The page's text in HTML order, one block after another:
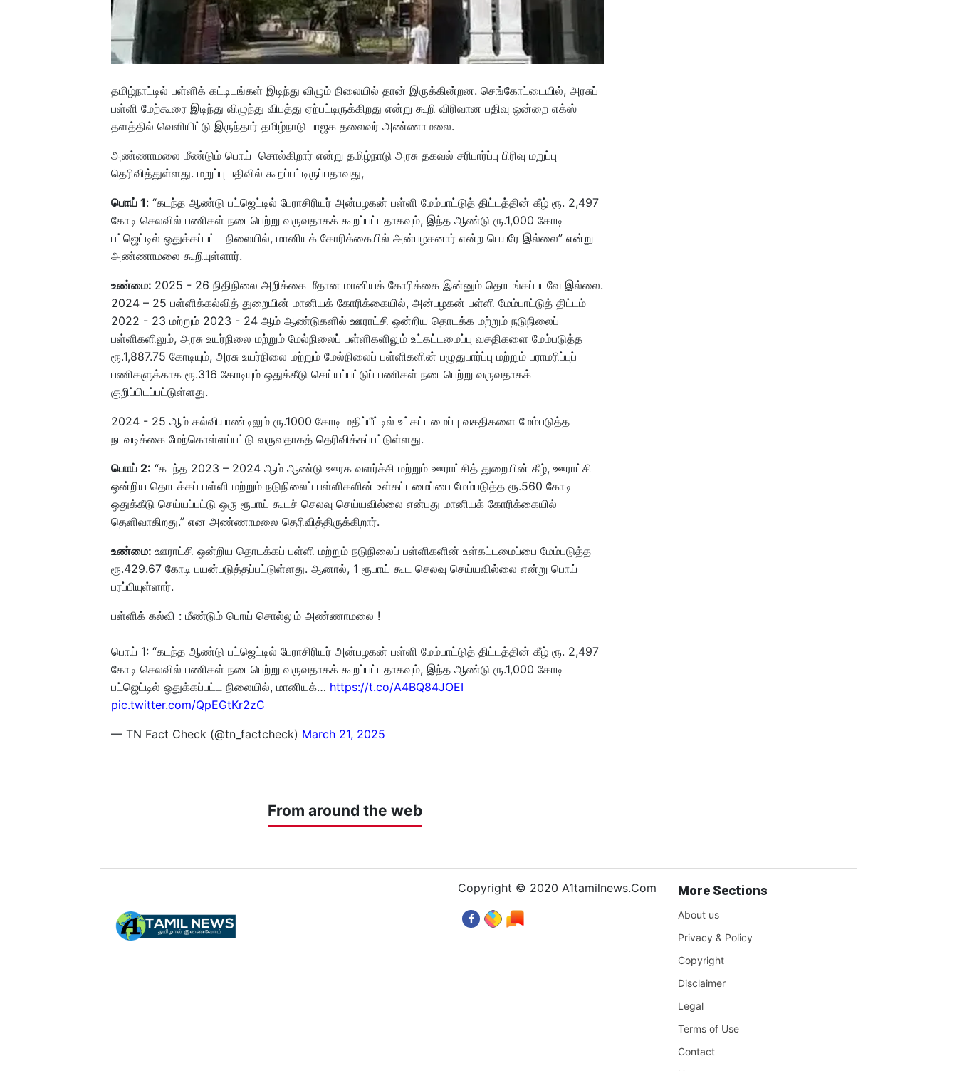
தமிழ்நாட்டில் பள்ளிக் கட்டிடங்கள் இடிந்து விழும் நிலையில் தான் இருக்கின்றன. செங்கோட்டையில், அரசுப்
பள்ளி மேற்கூரை இடிந்து விழுந்து விபத்து ஏற்பட்டிருக்கிறது என்று கூறி விரிவான பதிவு ஒன்றை எக்ஸ்
தளத்தில் வெளியிட்டு இருந்தார் தமிழ்நாடு பாஜக தலைவர் அண்ணாமலை.
அண்ணாமலை மீண்டும் பொய் சொல்கிறார் என்று தமிழ்நாடு அரசு தகவல் சரிபார்ப்பு பிரிவு மறுப்பு
தெரிவித்துள்ளது. மறுப்பு பதிவில் கூறப்பட்டிருப்பதாவது,
பொய் 1: “கடந்த ஆண்டு பட்ஜெட்டில் பேராசிரியர் அன்பழகன் பள்ளி மேம்பாட்டுத் திட்டத்தின் கீழ் ரூ. 2,497
கோடி செலவில் பணிகள் நடைபெற்று வருவதாகக் கூறப்பட்டதாகவும், இந்த ஆண்டு ரூ.1,000 கோடி
பட்ஜெட்டில் ஒதுக்கப்பட்ட நிலையில், மானியக் கோரிக்கையில் அன்பழகனார் என்ற பெயரே இல்லை” என்று
அண்ணாமலை கூறியுள்ளார்.
உண்மை: 2025 - 26 நிதிநிலை அறிக்கை மீதான மானியக் கோரிக்கை இன்னும் தொடங்கப்படவே இல்லை.
2024 – 25 பள்ளிக்கல்வித் துறையின் மானியக் கோரிக்கையில், அன்பழகன் பள்ளி மேம்பாட்டுத் திட்டம்
2022 - 23 மற்றும் 2023 - 24 ஆம் ஆண்டுகளில் ஊராட்சி ஒன்றிய தொடக்க மற்றும் நடுநிலைப்
பள்ளிகளிலும், அரசு உயர்நிலை மற்றும் மேல்நிலைப் பள்ளிகளிலும் உட்கட்டமைப்பு வசதிகளை மேம்படுத்த
ரூ.1,887.75 கோடியும், அரசு உயர்நிலை மற்றும் மேல்நிலைப் பள்ளிகளின் பழுதுபார்ப்பு மற்றும் பராமரிப்புப்
பணிகளுக்காக ரூ.316 கோடியும் ஒதுக்கீடு செய்யப்பட்டுப் பணிகள் நடைபெற்று வருவதாகக்
குறிப்பிடப்பட்டுள்ளது.
2024 - 25 ஆம் கல்வியாண்டிலும் ரூ.1000 கோடி மதிப்பீட்டில் உட்கட்டமைப்பு வசதிகளை மேம்படுத்த
நடவடிக்கை மேற்கொள்ளப்பட்டு வருவதாகத் தெரிவிக்கப்பட்டுள்ளது.
பொய் 2: “கடந்த 2023 – 2024 ஆம் ஆண்டு ஊரக வளர்ச்சி மற்றும் ஊராட்சித் துறையின் கீழ், ஊராட்சி
ஒன்றிய தொடக்கப் பள்ளி மற்றும் நடுநிலைப் பள்ளிகளின் உள்கட்டமைப்பை மேம்படுத்த ரூ.560 கோடி
ஒதுக்கீடு செய்யப்பட்டு ஒரு ரூபாய் கூடச் செலவு செய்யவில்லை என்பது மானியக் கோரிக்கையில்
தெளிவாகிறது.” என அண்ணாமலை தெரிவித்திருக்கிறார்.
உண்மை: ஊராட்சி ஒன்றிய தொடக்கப் பள்ளி மற்றும் நடுநிலைப் பள்ளிகளின் உள்கட்டமைப்பை மேம்படுத்த
ரூ.429.67 கோடி பயன்படுத்தப்பட்டுள்ளது. ஆனால், 1 ரூபாய் கூட செலவு செய்யவில்லை என்று பொய்
பரப்பியுள்ளார்.
பள்ளிக் கல்வி : மீண்டும் பொய் சொல்லும் அண்ணாமலை !
பொய் 1: “கடந்த ஆண்டு பட்ஜெட்டில் பேராசிரியர் அன்பழகன் பள்ளி மேம்பாட்டுத் திட்டத்தின் கீழ் ரூ. 2,497
கோடி செலவில் பணிகள் நடைபெற்று வருவதாகக் கூறப்பட்டதாகவும், இந்த ஆண்டு ரூ.1,000 கோடி
பட்ஜெட்டில் ஒதுக்கப்பட்ட நிலையில், மானியக்… https://t.co/A4BQ84JOEI
pic.twitter.com/QpEGtKr2zC
— TN Fact Check (@tn_factcheck) March 21, 2025
From around the web
Copyright © 2020 A1tamilnews.Com More Sections
About us
Privacy & Policy
Copyright
Disclaimer
Legal
Terms of Use
Contact